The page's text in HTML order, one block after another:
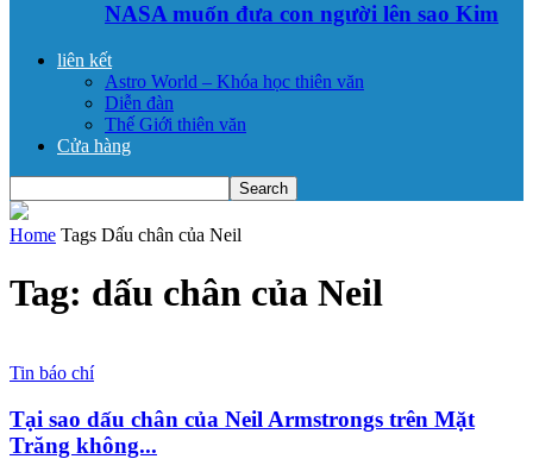
NASA muốn đưa con người lên sao Kim
liên kết
Astro World – Khóa học thiên văn
Diễn đàn
Thế Giới thiên văn
Cửa hàng
Home Tags Dấu chân của Neil
Tag: dấu chân của Neil
Tin báo chí
Tại sao dấu chân của Neil Armstrongs trên Mặt
Trăng không...